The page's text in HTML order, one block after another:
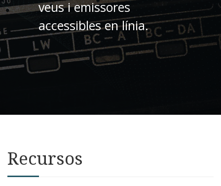
veus i emissores
accessibles en línia.
Recursos